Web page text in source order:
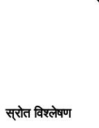
स्रोत विश्लेषण